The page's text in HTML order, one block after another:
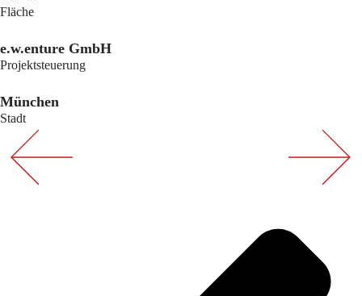
Fläche
e.w.enture GmbH
Projektsteuerung
München
Stadt